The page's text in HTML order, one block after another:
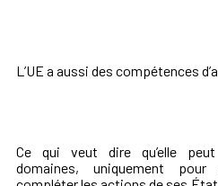
L’UE a aussi des compétences
Ce qui veut dire qu’elle
domaines, uniquement